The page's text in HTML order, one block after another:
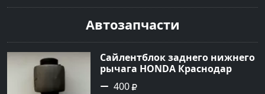
Авторынок23
Автозапчасти
Сайлентблок заднего нижнего
рычага HONDA Краснодар
400